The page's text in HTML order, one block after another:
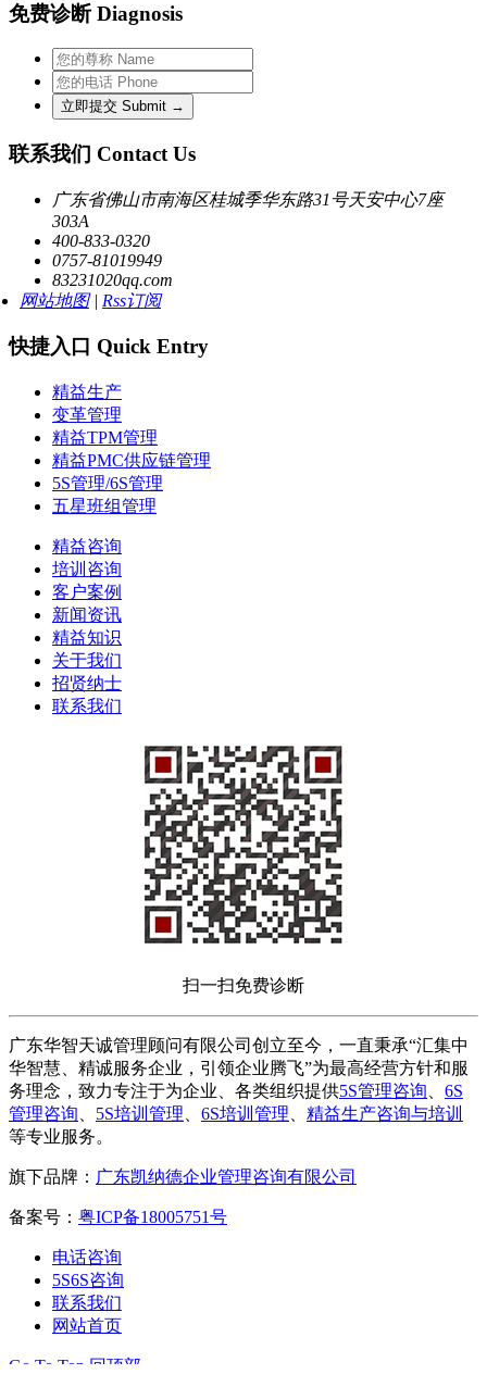
免费诊断 Diagnosis
联系我们 Contact Us
广东省佛山市南海区桂城季华东路31号天安中心7座
303A
400-833-0320
0757-81019949
83231020qq.com
网站地图| Rss订阅
快捷入口 Quick Entry
精益生产
变革管理
精益TPM管理
精益PMC供应链管理
5S管理/6S管理
五星班组管理
精益咨询
培训咨询
客户案例
新闻资讯
精益知识
关于我们
招贤纳士
联系我们
扫一扫免费诊断
广东华智天诚管理顾问有限公司创立至今，一直秉承“汇集中
华智慧、精诚服务企业，引领企业腾飞”为最高经营方针和服
务理念，致力专注于为企业、各类组织提供5S管理咨询
6S
管理咨询
5S培训管理 6S培训管理
精益生产咨询与培训
等专业服务。
旗下品牌： 广东凯纳德企业管理咨询有限公司
备案号： 粤ICP备18005751号
电话咨询
5S6S咨询
联系我们
网站首页
Go To Top 回顶部